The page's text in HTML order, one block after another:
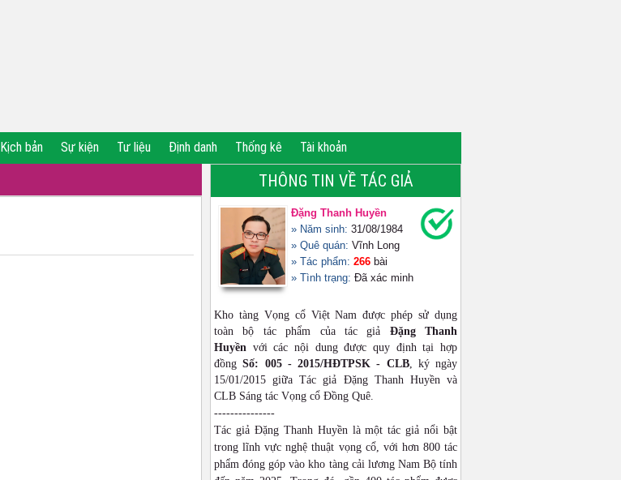
Kịch bản Sự kiện Tư liệu Định danh Thống kê Tài khoản
THÔNG TIN VỀ TÁC GIẢ
Đặng Thanh Huyền
» Năm sinh: 31/08/1984
» Quê quán: Vĩnh Long
» Tác phẩm: 266 bài
» Tình trạng: Đã xác minh
Kho tàng Vọng cổ Việt Nam được phép sử dụng
toàn bộ tác phẩm của tác giả Đặng Thanh
Huyền với các nội dung được quy định tại hợp
đồngSố: 005 - 2015/HĐTPSK - CLB, ký ngày
15/01/2015 giữa Tác giả Đặng Thanh Huyền và
CLB Sáng tác Vọng cổ Đồng Quê.
---------------
Tác giả Đặng Thanh Huyền là một tác giả nổi bật
trong lĩnh vực nghệ thuật vọng cổ, với hơn 800 tác
phẩm đóng góp vào kho tàng cải lương Nam Bộ tính